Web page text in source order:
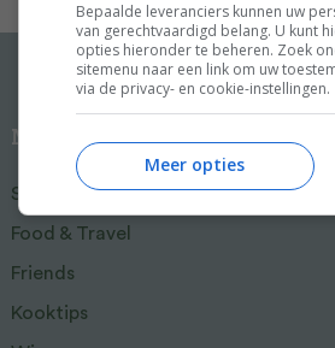
Meer van Food and Friends
Shop
Food & Travel
Friends
Kooktips
Bepaalde leveranciers kunnen uw
van gerechtvaardigd belang. U kunt
opties hieronder te beheren. Zoek
sitemenu naar een link om uw
via de privacy- en cookie-instellingen.
Meer opties